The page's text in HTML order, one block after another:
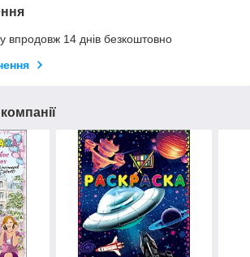
впродовж 14 днів безкоштовно